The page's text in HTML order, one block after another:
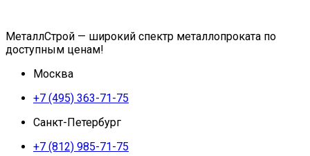
МеталлСтрой — широкий спектр металлопроката по
доступным ценам!
Москва
+7 (495) 363-71-75
Санкт-Петербург
+7 (812) 985-71-75